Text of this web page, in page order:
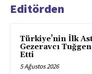
Editörden
Türkiye’nin İlk
Gezeravcı
Etti
5 Ağustos 2026